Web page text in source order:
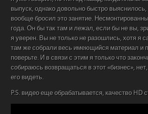
выпуск, однако довольно быстро
вообще бросил это занятие.
года. Он бы так там и лежал, если бы не вы,
я уверен. Вы не только не разошлись, хотя я
там же собрали весь имеющийся материал и
поверьте. И в связи с этим я только что
собираюсь возвращаться в этот «бизнес»,
его видеть.
P.S. видео еще обрабатывается, качество HD